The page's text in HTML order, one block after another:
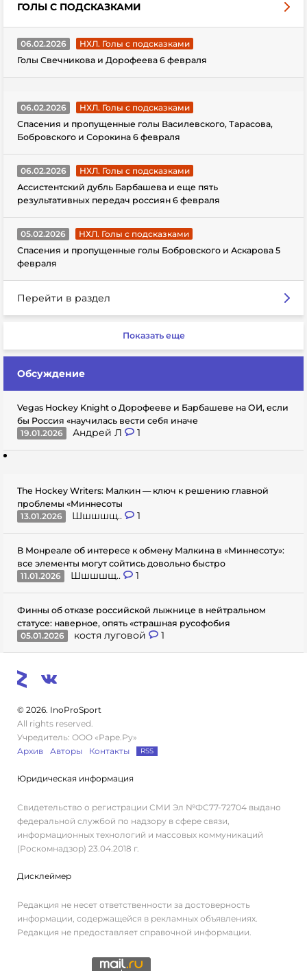
ГОЛЫ С ПОДСКАЗКАМИ
06.02.2026
НХЛ. Голы с подсказками
Голы Свечникова и Дорофеева 6 февраля
06.02.2026
НХЛ. Голы с подсказками
Спасения и пропущенные голы Василевского, Тарасова,
Бобровского и Сорокина 6 февраля
06.02.2026
НХЛ. Голы с подсказками
Ассистентский дубль Барбашева и еще пять
результативных передач россиян 6 февраля
05.02.2026
НХЛ. Голы с подсказками
Спасения и пропущенные голы Бобровского и Аскарова 5
февраля
Перейти в раздел
Показать еще
Обсуждение
Vegas Hockey Knight о Дорофееве и Барбашеве на ОИ, если
бы Россия «научилась вести себя иначе
19.01.2026
Андрей Л 1
The Hockey Writers: Малкин — ключ к решению главной
проблемы «Миннесоты
13.01.2026
Шшшшщ.. 1
В Монреале об интересе к обмену Малкина в «Миннесоту»:
все элементы могут сойтись довольно быстро
11.01.2026
Шшшшщ.. 1
Финны об отказе российской лыжнице в нейтральном
статусе: наверное, опять «страшная русофобия
05.01.2026
костя луговой 1
© 2026. InoProSport
All rights reserved.
Учредитель: ООО «Раре.Ру»
Архив
Авторы Контакты RSS
Юридическая информация
Свидетельство о регистрации СМИ Эл №ФС77-72704 выдано
федеральной службой по надзору в сфере связи,
информационных технологий и массовых коммуникаций
(Роскомнадзор) 23.04.2018 г.
Дисклеймер
Редакция не несет ответственности за достоверность
информации, содержащейся в рекламных объявлениях.
Редакция не предоставляет справочной информации.